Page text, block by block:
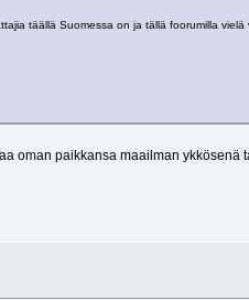
täällä Suomessa on ja tällä foorumilla
oman paikkansa maailman